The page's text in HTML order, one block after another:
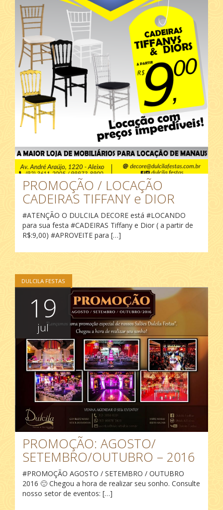
PROMOÇÃO / LOCAÇÃO
CADEIRAS TIFFANY e DIOR
‪#‎ATENÇÃO‬ O DULCILA DECORE está ‪#‎LOCANDO‬
para sua festa ‪#‎CADEIRAS‬ Tiffany e Dior ( a partir de
R$:9,00) ‪#‎APROVEITE‬ para […]
DULCILA FESTAS
19
jul
PROMOÇÃO: AGOSTO/
SETEMBRO/OUTUBRO – 2016
‪#‎PROMOÇÃO‬ AGOSTO / SETEMBRO / OUTUBRO
2016 🙂 Chegou a hora de realizar seu sonho. Consulte
nosso setor de eventos: […]